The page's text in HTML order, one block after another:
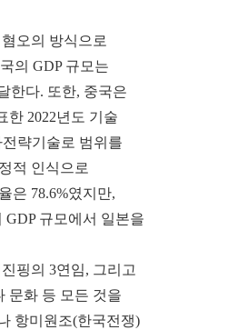
오의 방식으로
의 GDP 규모는
한다. 또한, 중국은
한 2022년도 기술
략기술로 범위를
적 인식으로
은 78.6%였지만,
규모에서 일본을
핑의 3연임, 그리고
문화 등 모든 것을
항미원조(한국전쟁)